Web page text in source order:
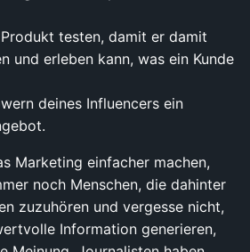
testen, damit er damit
und erleben kann, was ein Kunde
deines Influencers ein
Marketing einfacher machen,
noch Menschen, die dahinter
zuzuhören und vergesse nicht,
Information generieren,